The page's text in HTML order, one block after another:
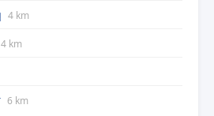
4 km
4 km
6 km